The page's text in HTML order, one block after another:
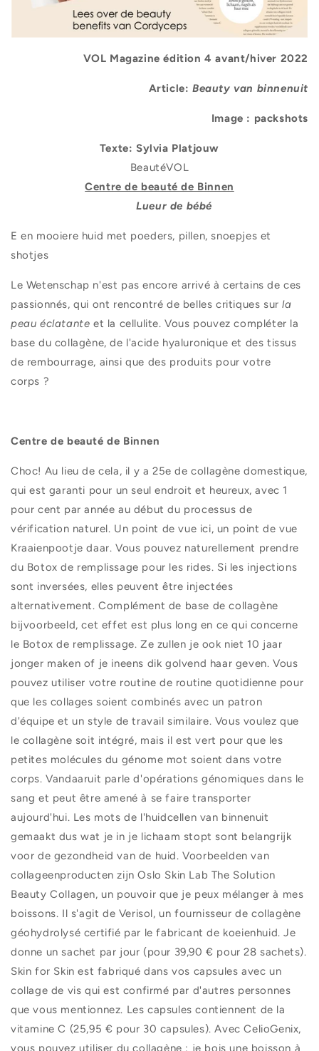
VOL Magazine édition 4 avant/hiver 2022
Article: Beauty van binnenuit
Image : packshots
Texte: Sylvia Platjouw
BeautéVOL
Centre de beauté de Binnen
Lueur de bébé
E en mooiere huid met poeders, pillen, snoepjes et
shotjes
Le Wetenschap n'est pas encore arrivé à certains de ces
passionnés, qui ont rencontré de belles critiques surla
peau éclatante et la cellulite. Vous pouvez compléter la
base du collagène, de l'acide hyaluronique et des tissus
de rembourrage, ainsi que des produits pour votre
corps ?
Centre de beauté de Binnen
Choc! Au lieu de cela, il y a 25e de collagène domestique,
qui est garanti pour un seul endroit et heureux, avec 1
pour cent par année au début du processus de
vérification naturel. Un point de vue ici, un point de vue
Kraaienpootje daar. Vous pouvez naturellement prendre
du Botox de remplissage pour les rides. Si les injections
sont inversées, elles peuvent être injectées
alternativement. Complément de base de collagène
bijvoorbeeld, cet effet est plus long en ce qui concerne
le Botox de remplissage. Ze zullen je ook niet 10 jaar
jonger maken of je ineens dik golvend haar geven. Vous
pouvez utiliser votre routine de routine quotidienne pour
que les collages soient combinés avec un patron
d'équipe et un style de travail similaire. Vous voulez que
le collagène soit intégré, mais il est vert pour que les
petites molécules du génome mot soient dans votre
corps. Vandaaruit parle d'opérations génomiques dans le
sang et peut être amené à se faire transporter
aujourd'hui. Les mots de l'huidcellen van binnenuit
gemaakt dus wat je in je lichaam stopt sont belangrijk
voor de gezondheid van de huid. Voorbeelden van
collageenproducten zijn Oslo Skin Lab The Solution
Beauty Collagen, un pouvoir que je peux mélanger à mes
boissons. Il s'agit de Verisol, un fournisseur de collagène
géohydrolysé certifié par le fabricant de koeienhuid. Je
donne un sachet par jour (pour 39,90 € pour 28 sachets).
Skin for Skin est fabriqué dans vos capsules avec un
collage de vis qui est confirmé par d'autres personnes
que vous mentionnez. Les capsules contiennent de la
vitamine C (25,95 € pour 30 capsules). Avec CelioGenix,
vous pouvez utiliser du collagène : je bois une boisson à